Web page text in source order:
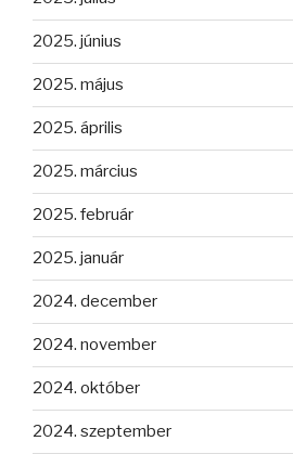
2025. június
2025. május
2025. április
2025. március
2025. február
2025. január
2024. december
2024. november
2024. október
2024. szeptember